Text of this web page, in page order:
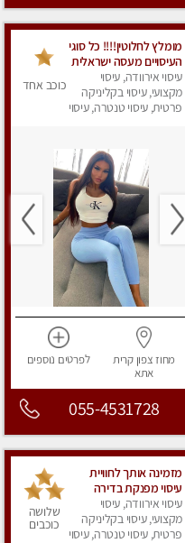
מומלץ לחלוטין!!!! כל סוגי
העיסויים מעסה ישראלית
מהממת, מקצועית
ואיכותית פרטי!!!לא עונה
לחסוי
עיסוי אירוודה, עיסוי
מקצועי, עיסוי בקליניקה
פרטית, עיסוי טנטרה, עיסוי
כוכב אחד
מחוז צפוןקרית
אתא
לפרטים נוספים
055-4531728
מזמינה אותך לחוויית
עיסוי מפנקת בדירה
פרטית Massage
עיסוי אירוודה, עיסוי
מקצועי, עיסוי בקליניקה
פרטית, עיסוי טנטרה, עיסוי
שלושה
כוכבים